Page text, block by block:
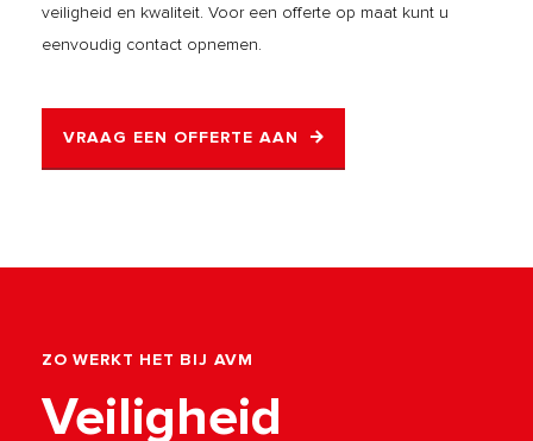
veiligheid en kwaliteit. Voor een offerte op maat kunt u
eenvoudig contact opnemen.
VRAAG EEN OFFERTE AAN
ZO WERKT HET BIJ AVM
Veiligheid